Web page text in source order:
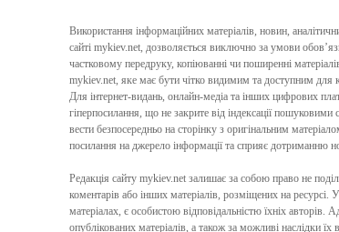
Використання інформаційних матеріалів, новин,
сайті mykiev.net, дозволяється виключно за умови
частковому передруку, копіюванні чи поширенні
mykiev.net, яке має бути чітко видимим та доступним для
Для інтернет-видань, онлайн-медіа та інших цифрових
гіперпосилання, що не закрите від індексації
вести безпосередньо на сторінку з оригінальним
посилання на джерело інформації та сприяє дотриманню
Редакція сайту mykiev.net залишає за собою право не
коментарів або інших матеріалів, розміщених на ресурсі.
матеріалах, є особистою відповідальністю їхніх авторів.
опублікованих матеріалів, а також за можливі наслідки